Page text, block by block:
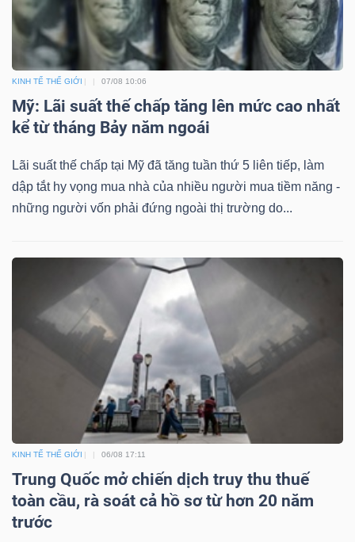
KINH TẾ THẾ GIỚI 07/08 10:06
Mỹ: Lãi suất thế chấp tăng lên mức cao nhất
kể từ tháng Bảy năm ngoái
Lãi suất thế chấp tại Mỹ đã tăng tuần thứ 5 liên tiếp, làm
dập tắt hy vọng mua nhà của nhiều người mua tiềm năng -
những người vốn phải đứng ngoài thị trường do...
KINH TẾ THẾ GIỚI 06/08 17:11
Trung Quốc mở chiến dịch truy thu thuế
toàn cầu, rà soát cả hồ sơ từ hơn 20 năm
trước
TIỆN
ÍCH
Cổ phiếu Chỉ số Chứng chỉ quỹ
Tin
tức